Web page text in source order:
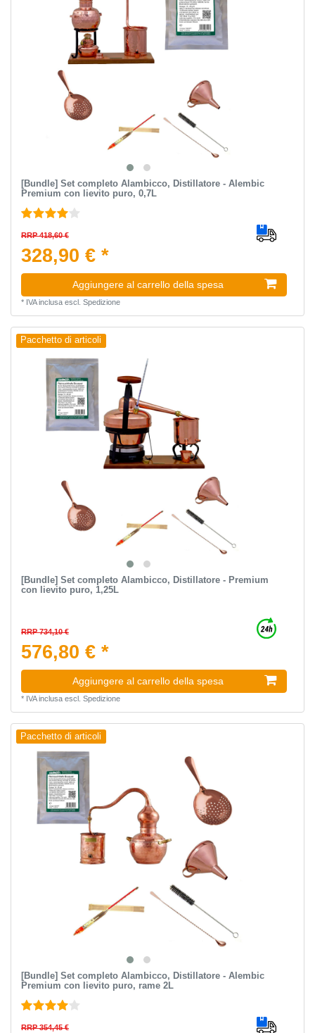
[Bundle] Set completo Alambicco, Distillatore - Alembic
Premium con lievito puro, 0,7L
RRP 418,60 €
328,90 € *
Aggiungere al carrello della spesa
* IVA inclusaescl. Spedizione
Pacchetto di articoli
[Bundle] Set completo Alambicco, Distillatore - Premium
con lievito puro, 1,25L
RRP 734,10 €
576,80 € *
Aggiungere al carrello della spesa
* IVA inclusaescl. Spedizione
Pacchetto di articoli
[Bundle] Set completo Alambicco, Distillatore - Alembic
Premium con lievito puro, rame 2L
RRP 354,45 €